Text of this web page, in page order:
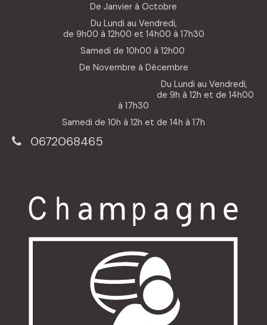
De Janvier à Octobre
Du Lundi au Vendredi,
de 9h00 à 12h00 et 14h00 à 17h30
Samedi de 10h00 à 12h00
De Novembre à Décembre
Du Lundi au Vendredi,
de 9h à 12h et de 14h00
à 17h30
Samedi de 10h à 12h et de 14h à 17h
0672068465